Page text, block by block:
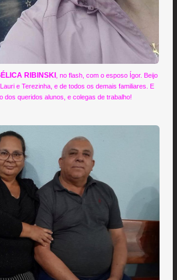
RIBINSKI
, no flash, com o esposo Ígor. Beijo
e Terezinha, e de todos os demais familiares. E
dos queridos alunos, e colegas de trabalho!